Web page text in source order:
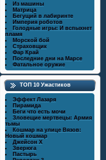
Из машины
Матрица
Бегущий в лабиринте
Империя роботов
Голодные игры: И вспыхнет
пламя
Морской бой
Страховщик
Фар Край
Последние дни на Марсе
Фатальное оружие
ТОП 10 Ужастиков
Эффект Лазаря
Пирамида
Беги что есть мочи
Зловещие мертвецы: Армия
тьмы
Кошмар на улице Вязов:
Новый кошмар
Джейсон X
Зверюга
Пастырь